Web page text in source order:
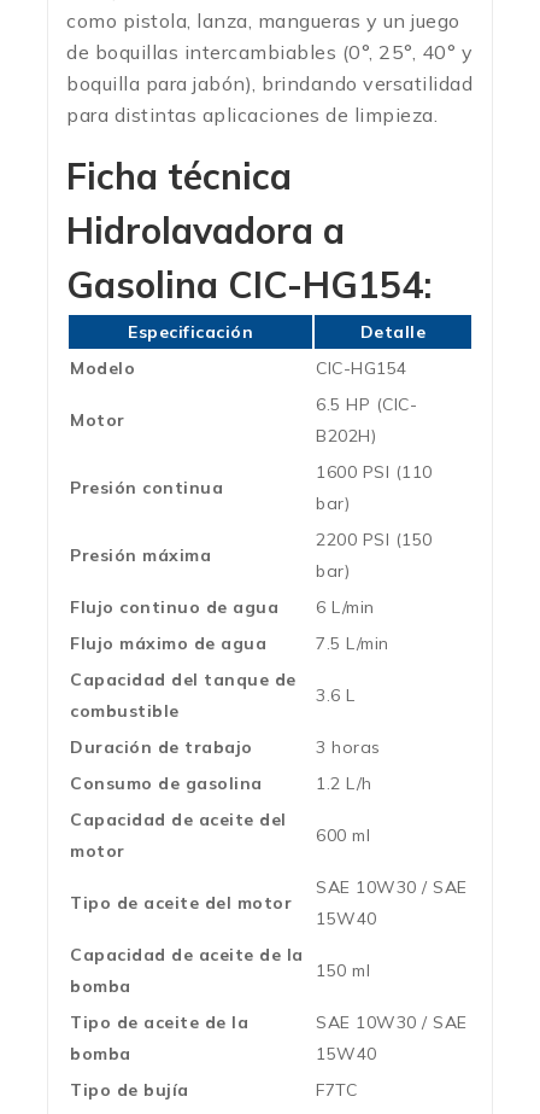
como pistola, lanza, mangueras y un juego
de boquillas intercambiables (0°, 25°, 40° y
boquilla para jabón), brindando versatilidad
para distintas aplicaciones de limpieza.
Ficha técnica
Hidrolavadora a
Gasolina CIC-HG154:
Especificación
Detalle
Modelo
CIC-HG154
Motor
6.5 HP (CIC-
B202H)
Presión continua
1600 PSI (110
bar)
Presión máxima
2200 PSI (150
bar)
Flujo continuo de agua
6 L/min
Flujo máximo de agua
7.5 L/min
Capacidad del tanque de
combustible
3.6 L
Duración de trabajo
3 horas
Consumo de gasolina
1.2 L/h
Capacidad de aceite del
motor
600 ml
Tipo de aceite del motor
SAE 10W30 / SAE
15W40
Capacidad de aceite de la
bomba
150 ml
Tipo de aceite de la
bomba
SAE 10W30 / SAE
15W40
Tipo de bujía
F7TC